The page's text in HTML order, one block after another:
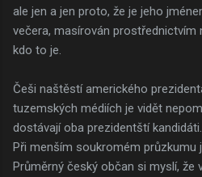
ale jen a jen proto, že je jeho
večera, masírován prostřednictvím
kdo to je.
Češi naštěstí amerického
tuzemských médiích je vidět
dostávají oba prezidentští
Při menším soukromém průzkumu
Průměrný český občan si myslí, že